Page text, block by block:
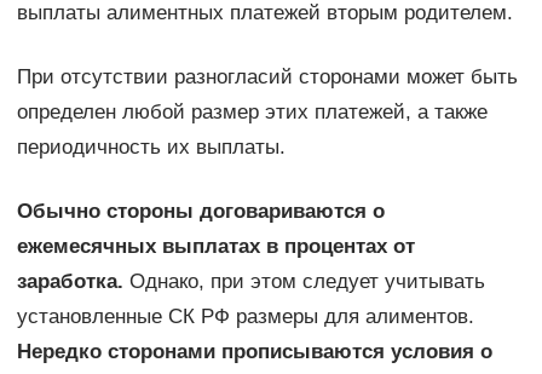
выплаты алиментных платежей вторым родителем.
При отсутствии разногласий сторонами может быть
определен любой размер этих платежей, а также
периодичность их выплаты.
Обычно стороны договариваются о
ежемесячных выплатах в процентах от
заработка. Однако, при этом следует учитывать
установленные СК РФ размеры для алиментов.
Нередко сторонами прописываются условия о